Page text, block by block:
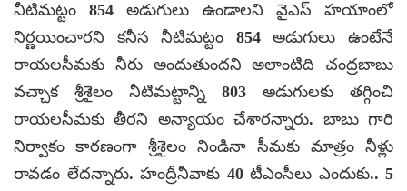
నీటిమట్టం 854 అడుగులు ఉండాలని వైఎస్ హయాంలో
నిర్ణయించారని కనీస నీటిమట్టం 854 అడుగులు ఉంటేనే
రాయలసీమకు నీరు అందుతుందని అలాంటిది చంద్రబాబు
వచ్చాక శ్రీశైలం నీటిమట్టాన్ని 803 అడుగులకు తగ్గించి
రాయలసీమకు తీరని అన్యాయం చేశారన్నారు. బాబు గారి
నిర్వాకం కారణంగా శ్రీశైలం నిండినా సీమకు మాత్రం నీళ్లు
రావడం లేదన్నారు. హంద్రీనీవాకు 40 టీఎంసీలు ఎందుకు.. 5